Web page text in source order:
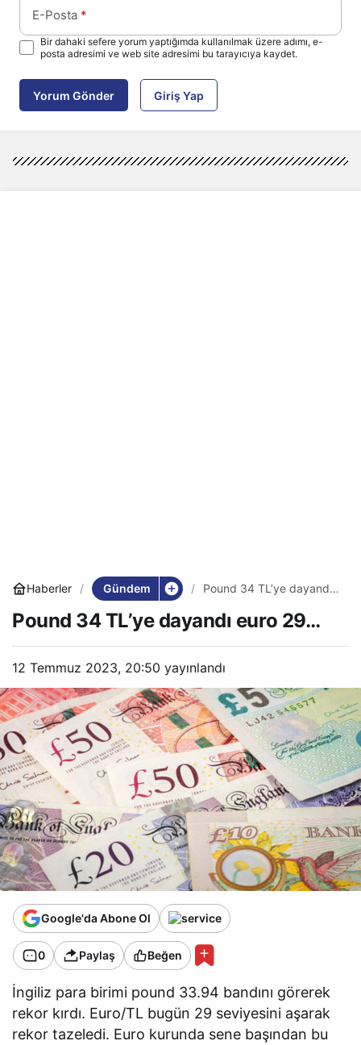
E-Posta *
Bir dahaki sefere yorum yaptığımda kullanılmak üzere adımı, e-
posta adresimi ve web site adresimi bu tarayıcıya kaydet.
Yorum Gönder Giriş Yap
Haberler Gündem
Pound 34 TL’ye dayandı
Pound 34 TL’ye dayandı euro 29…
12 Temmuz 2023, 20:50 yayınlandı
Google'da Abone Ol
0 Paylaş Beğen
İngiliz para birimi pound 33.94 bandını görerek
rekor kırdı. Euro/TL bugün 29 seviyesini aşarak
rekor tazeledi. Euro kurunda sene başından bu